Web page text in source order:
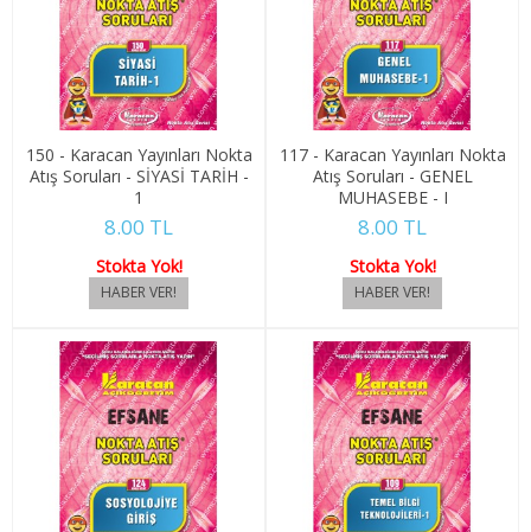
4. SINIF 7. YARIYIL ULUSLARARASI İLŞ
4. SINIF 8. YARIYIL ULUSLARARASI İLŞ
KONAKLAMA İŞLETMECİLİĞİ
1. SINIF 1. YARIYIL KONAKLAMA İŞL
1. SINIF 2. YARIYIL KONAKLAMA İŞL
2. SINIF 3. YARIYIL KONAKLAMA İŞL
2. SINIF 4. YARIYIL KONAKLAMA İŞL
3. SINIF 5. YARIYIL KONAKLAMA İŞL
3. SINIF 6. YARIYIL KONAKLAMA İŞL
4. SINIF 7. YARIYIL KONAKLAMA İŞL
150 - Karacan Yayınları Nokta
Atış Soruları - SİYASİ TARİH -
1
8.00 TL
Stokta Yok!
117 - Karacan Yayınları Nokta
Atış Soruları - GENEL
MUHASEBE - I
8.00 TL
Stokta Yok!